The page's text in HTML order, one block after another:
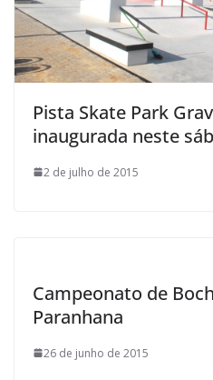
Pista Skate Park
inaugurada neste
2 de julho de 2015
Campeonato de
Paranhana
26 de junho de 2015